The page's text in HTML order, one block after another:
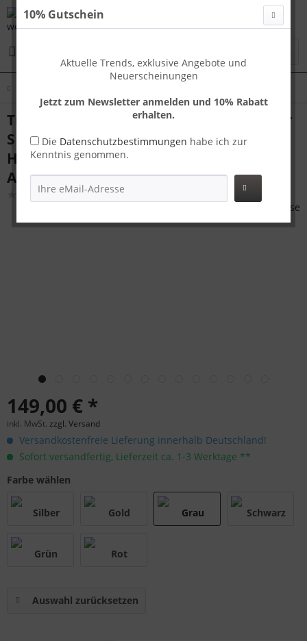
Travelhouse London Handgepäck Koffer
S Gold 55 x 37 x 23 cm | Polycarbonat-
Hartschale | TSA-Schloss,
Aluminiumrahmen
149,00 € *
inkl. MwSt. zzgl. Versand
Versandkostenfreie Lieferung innerhalb Deutschland!
Sofort versandfertig, Lieferzeit ca. 1-3 Werktage **
Farbe wählen
Auswahl zurücksetzen
10% Gutschein
Aktuelle Trends, exklusive Angebote und
Neuerscheinungen
Jetzt zum Newsletter anmelden und 10% Rabatt
erhalten.
Die Datenschutzbestimmungen habe ich zur
Kenntnis genommen.